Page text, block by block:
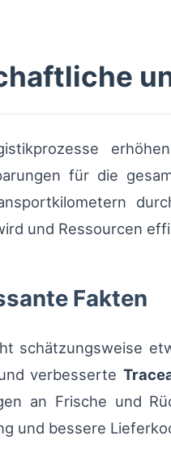
für die
und Ressourcen
Fakten
schätzungsweise
verbesserte
an Frische und
und bessere